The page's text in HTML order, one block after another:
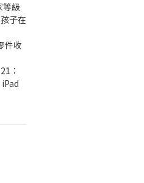
等級
子在
件收
：